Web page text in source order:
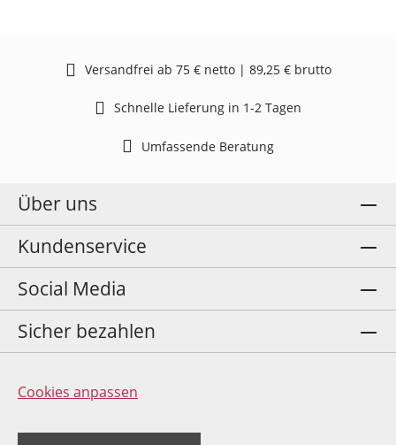
Versandfrei ab 75 € netto | 89,25 € brutto
Schnelle Lieferung in 1-2 Tagen
Umfassende Beratung
Über uns
Kundenservice
Social Media
Sicher bezahlen
Cookies anpassen